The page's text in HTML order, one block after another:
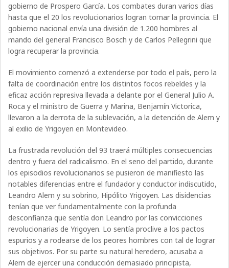
gobierno de Prospero García. Los combates duran varios días
hasta que el 20 los revolucionarios logran tomar la provincia. El
gobierno nacional envía una división de 1.200 hombres al
mando del general Francisco Bosch y de Carlos Pellegrini que
logra recuperar la provincia.
El movimiento comenzó a extenderse por todo el país, pero la
falta de coordinación entre los distintos focos rebeldes y la
eficaz acción represiva llevada a delante por el General Julio A.
Roca y el ministro de Guerra y Marina, Benjamín Victorica,
llevaron a la derrota de la sublevación, a la detención de Alem y
al exilio de Yrigoyen en Montevideo.
La frustrada revolución del 93 traerá múltiples consecuencias
dentro y fuera del radicalismo. En el seno del partido, durante
los episodios revolucionarios se pusieron de manifiesto las
notables diferencias entre el fundador y conductor indiscutido,
Leandro Alem y su sobrino, Hipólito Yrigoyen. Las disidencias
tenían que ver fundamentalmente con la profunda
desconfianza que sentía don Leandro por las convicciones
revolucionarias de Yrigoyen. Lo sentía proclive a los pactos
espurios y a rodearse de los peores hombres con tal de lograr
sus objetivos. Por su parte su natural heredero, acusaba a
Alem de ejercer una conducción demasiado principista,